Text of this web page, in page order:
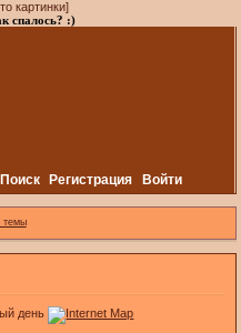
картинки]
спалось? :)
Поиск Регистрация Войти
темы
день